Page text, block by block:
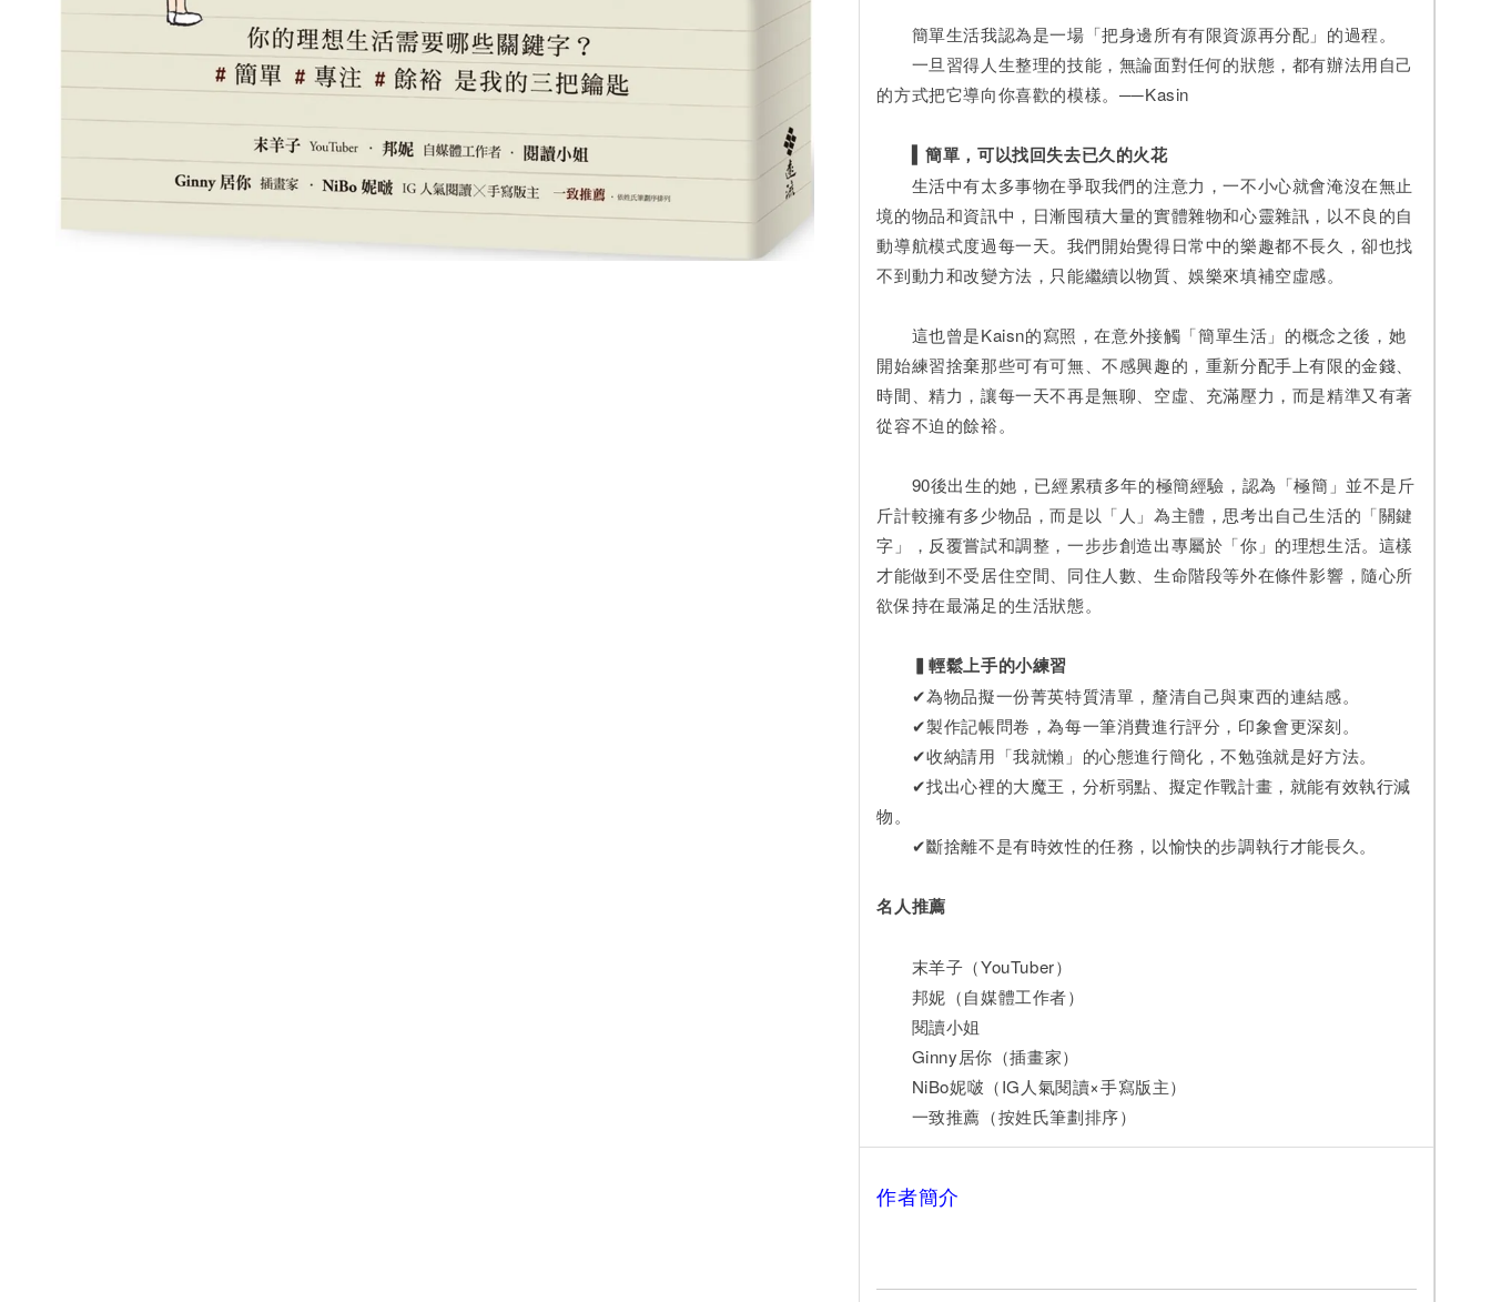
簡單生活我認為是一場「把身邊所有有限資源再分配」的過程。
一旦習得人生整理的技能，無論面對任何的狀態，都有辦法用自己
的方式把它導向你喜歡的模樣。──Kasin
▍簡單，可以找回失去已久的火花
生活中有太多事物在爭取我們的注意力，一不小心就會淹沒在無止
境的物品和資訊中，日漸囤積大量的實體雜物和心靈雜訊，以不良的自
動導航模式度過每一天。我們開始覺得日常中的樂趣都不長久，卻也找
不到動力和改變方法，只能繼續以物質、娛樂來填補空虛感。
這也曾是Kaisn的寫照，在意外接觸「簡單生活」的概念之後，她
開始練習捨棄那些可有可無、不感興趣的，重新分配手上有限的金錢、
時間、精力，讓每一天不再是無聊、空虛、充滿壓力，而是精準又有著
從容不迫的餘裕。
90後出生的她，已經累積多年的極簡經驗，認為「極簡」並不是斤
斤計較擁有多少物品，而是以「人」為主體，思考出自己生活的「關鍵
字」，反覆嘗試和調整，一步步創造出專屬於「你」的理想生活。這樣
才能做到不受居住空間、同住人數、生命階段等外在條件影響，隨心所
欲保持在最滿足的生活狀態。
▍輕鬆上手的小練習
✔為物品擬一份菁英特質清單，釐清自己與東西的連結感。
✔製作記帳問卷，為每一筆消費進行評分，印象會更深刻。
✔收納請用「我就懶」的心態進行簡化，不勉強就是好方法。
✔找出心裡的大魔王，分析弱點、擬定作戰計畫，就能有效執行減
物。
✔斷捨離不是有時效性的任務，以愉快的步調執行才能長久。
名人推薦
末羊子（YouTuber）
邦妮（自媒體工作者）
閱讀小姐
Ginny居你（插畫家）
NiBo妮啵（IG人氣閱讀×手寫版主）
一致推薦（按姓氏筆劃排序）
作者簡介